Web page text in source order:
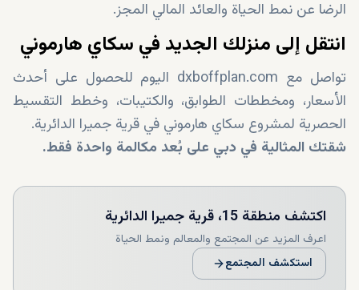
الرضا عن نمط الحياة والعائد المالي المجز.
انتقل إلى منزلك الجديد في سكاي هارموني
تواصل مع dxboffplan.com اليوم للحصول على أحدث
الأسعار، ومخططات الطوابق، والكتيبات، وخطط التقسيط
الحصرية لمشروع سكاي هارموني في قرية جميرا الدائرية.
شقتك المثالية في دبي على بُعد مكالمة واحدة فقط.
اكتشف منطقة 15، قرية جميرا الدائرية
اعرف المزيد عن المجتمع والمعالم ونمط الحياة
استكشف المجتمع